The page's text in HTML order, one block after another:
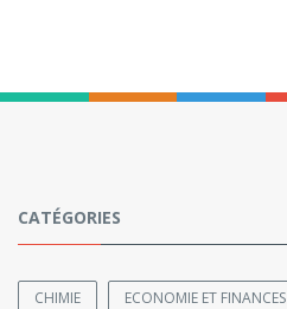
CATÉGORIES
CHIMIE ECONOMIE ET FINANCES